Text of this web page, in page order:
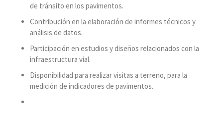
de tránsito en los pavimentos.
Contribución en la elaboración de informes técnicos y
análisis de datos.
Participación en estudios y diseños relacionados con la
infraestructura vial.
Disponibilidad para realizar visitas a terreno, para la
medición de indicadores de pavimentos.